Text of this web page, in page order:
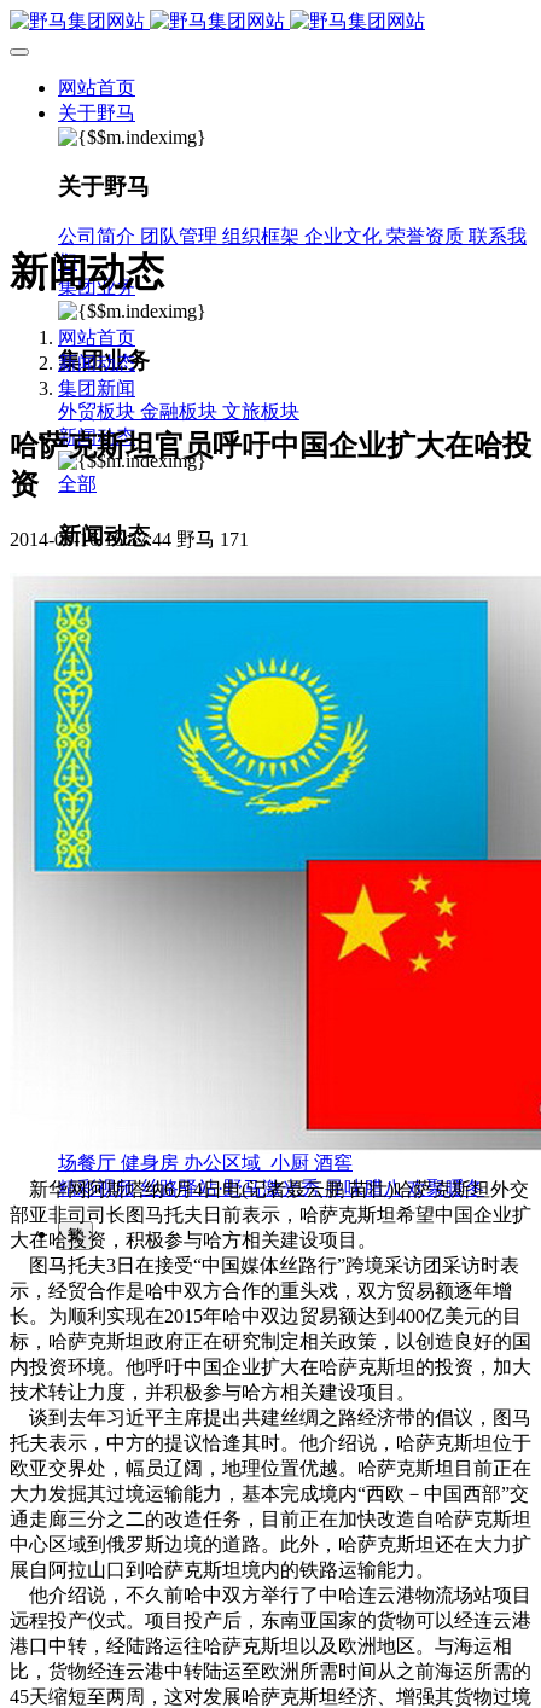
网站首页
关于野马
关于野马
公司简介 团队管理 组织框架 企业文化 荣誉资质 联系我
们
集团业务
集团业务
外贸板块 金融板块 文旅板块
新闻动态
全部
新闻动态
往来名人
人才招聘
人才招聘
人才理念
人才招聘
社会招聘
视觉文化
国家记忆B馆 红山玉馆 酒店大厅 料
场餐厅 健身房 办公区域 小厨 酒窖
精彩视频 丝路驿站·野马激光秀 寻味腊八 欢聚暖冬
繁
新闻动态
网站首页
新闻动态
集团新闻
哈萨克斯坦官员呼吁中国企业扩大在哈投
资
2014-06-16 16:37:44 野马 171
新华网阿斯塔纳6月4日电(记者聂云鹏 苗壮)哈萨克斯坦外交
部亚非司司长图马托夫日前表示，哈萨克斯坦希望中国企业扩
大在哈投资，积极参与哈方相关建设项目。
图马托夫3日在接受“中国媒体丝路行”跨境采访团采访时表
示，经贸合作是哈中双方合作的重头戏，双方贸易额逐年增
长。为顺利实现在2015年哈中双边贸易额达到400亿美元的目
标，哈萨克斯坦政府正在研究制定相关政策，以创造良好的国
内投资环境。他呼吁中国企业扩大在哈萨克斯坦的投资，加大
技术转让力度，并积极参与哈方相关建设项目。
谈到去年习近平主席提出共建丝绸之路经济带的倡议，图马
托夫表示，中方的提议恰逢其时。他介绍说，哈萨克斯坦位于
欧亚交界处，幅员辽阔，地理位置优越。哈萨克斯坦目前正在
大力发掘其过境运输能力，基本完成境内“西欧－中国西部”交
通走廊三分之二的改造任务，目前正在加快改造自哈萨克斯坦
中心区域到俄罗斯边境的道路。此外，哈萨克斯坦还在大力扩
展自阿拉山口到哈萨克斯坦境内的铁路运输能力。
他介绍说，不久前哈中双方举行了中哈连云港物流场站项目
远程投产仪式。项目投产后，东南亚国家的货物可以经连云港
港口中转，经陆路运往哈萨克斯坦以及欧洲地区。与海运相
比，货物经连云港中转陆运至欧洲所需时间从之前海运所需的
45天缩短至两周，这对发展哈萨克斯坦经济、增强其货物过境